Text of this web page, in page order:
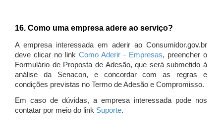
16. Como uma empresa adere ao serviço?
A empresa interessada em aderir ao Consumidor.gov.br
deve clicar no link Como Aderir - Empresas, preencher o
Formulário de Proposta de Adesão, que será submetido à
análise da Senacon, e concordar com as regras e
condições previstas no Termo de Adesão e Compromisso.
Em caso de dúvidas, a empresa interessada pode nos
contatar por meio do link Suporte.